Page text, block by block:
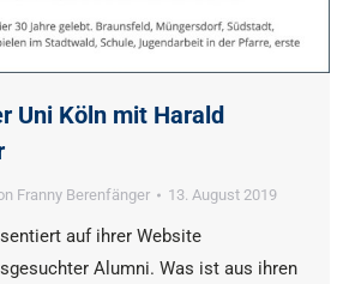
Uni Köln mit Harald
Franny Berenfänger 13. August 2019
auf ihrer Website
Alumni. Was ist aus ihren